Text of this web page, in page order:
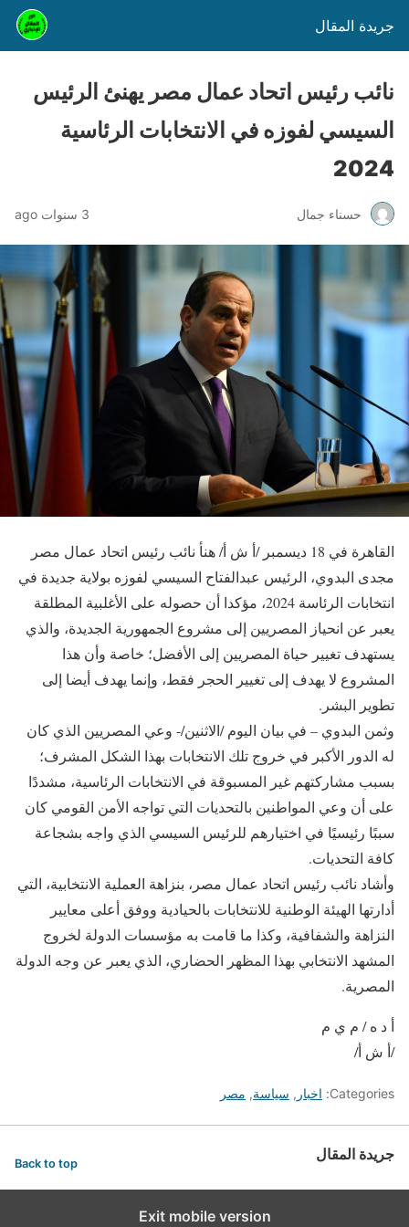
جريدة المقال
نائب رئيس اتحاد عمال مصر يهنئ الرئيس
السيسي لفوزه في الانتخابات الرئاسية
2024
حسناء جمال 3 سنوات ago
القاهرة في 18 ديسمبر /أ ش أ/ هنأ نائب رئيس اتحاد عمال مصر
مجدى البدوي، الرئيس عبدالفتاح السيسي لفوزه بولاية جديدة في
انتخابات الرئاسة 2024، مؤكدا أن حصوله على الأغلبية المطلقة
يعبر عن انحياز المصريين إلى مشروع الجمهورية الجديدة، والذي
يستهدف تغيير حياة المصريين إلى الأفضل؛ خاصة وأن هذا
المشروع لا يهدف إلى تغيير الحجر فقط، وإنما يهدف أيضا إلى
تطوير البشر.
وثمن البدوي – في بيان اليوم /الاثنين/- وعي المصريين الذي كان
له الدور الأكبر في خروج تلك الانتخابات بهذا الشكل المشرف؛
بسبب مشاركتهم غير المسبوقة في الانتخابات الرئاسية، مشددًا
على أن وعي المواطنين بالتحديات التي تواجه الأمن القومي كان
سببًا رئيسيًا في اختيارهم للرئيس السيسي الذي واجه بشجاعة
كافة التحديات.
وأشاد نائب رئيس اتحاد عمال مصر، بنزاهة العملية الانتخابية، التي
أدارتها الهيئة الوطنية للانتخابات بالحيادية ووفق أعلى معايير
النزاهة والشفافية، وكذا ما قامت به مؤسسات الدولة لخروج
المشهد الانتخابي بهذا المظهر الحضاري، الذي يعبر عن وجه الدولة
المصرية.
أ د ه / م ي م
/أ ش أ/
Categories: اخبار , سياسة, مصر
جريدة المقال Back to top
Exit mobile version